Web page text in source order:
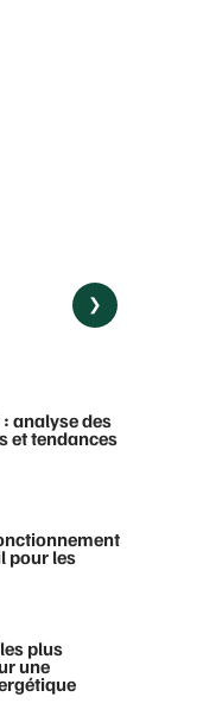
analyse des
et tendances
pour les
plus
une